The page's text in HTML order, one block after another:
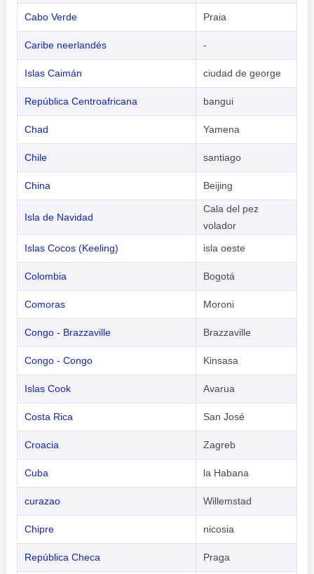
Cabo Verde Praia
Caribe neerlandés -
Islas Caimán ciudad de george
República Centroafricana bangui
Chad Yamena
Chile santiago
China Beijing
Isla de Navidad
Cala del pez
volador
Islas Cocos (Keeling)
isla oeste
Colombia Bogotá
Comoras Moroni
Congo - Brazzaville Brazzaville
Congo - Congo Kinsasa
Islas Cook Avarua
Costa Rica San José
Croacia Zagreb
Cuba la Habana
curazao Willemstad
Chipre nicosia
República Checa Praga